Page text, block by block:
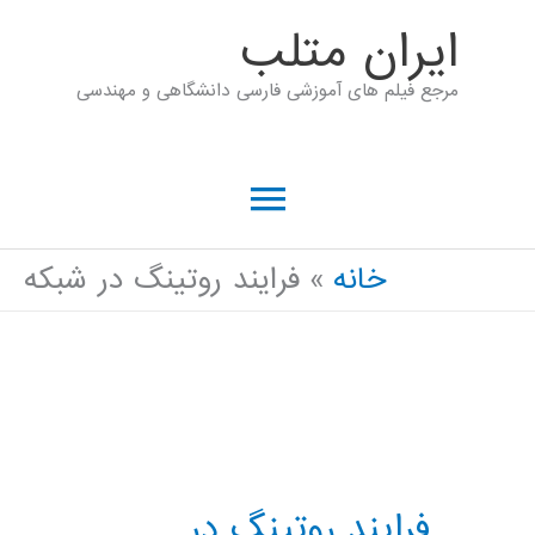
ايران متلب
مرجع فیلم های آموزشی فارسی دانشگاهی و مهندسی
فهرست
اصلی
خانه فرایند روتینگ در شبکه